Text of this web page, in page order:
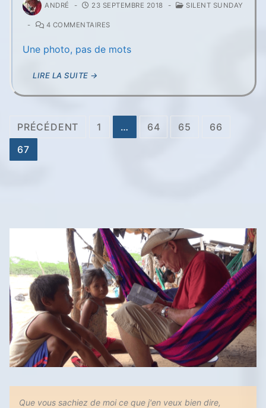
ANDRÉ - 23 SEPTEMBRE 2018 - SILENT SUNDAY
- 4 COMMENTAIRES
Une photo, pas de mots
LIRE LA SUITE →
Pagination
des
publications
PRÉCÉDENT 1 … 64 65
66
67
Que vous sachiez de moi ce que j'en veux bien dire,